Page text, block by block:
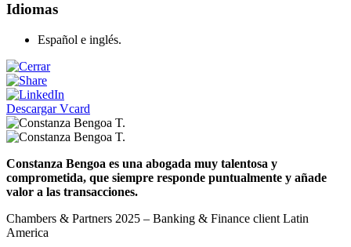
Idiomas
Español e inglés.
Descargar Vcard
Constanza Bengoa es una abogada muy talentosa y
comprometida, que siempre responde puntualmente y añade
valor a las transacciones.
Chambers & Partners 2025 – Banking & Finance client Latin
America